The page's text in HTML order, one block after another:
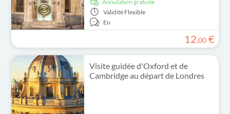
Annulation gratuite
Validité Flexible
En
12,00 €
Visite guidée d'Oxford et de
Cambridge au départ de Londres